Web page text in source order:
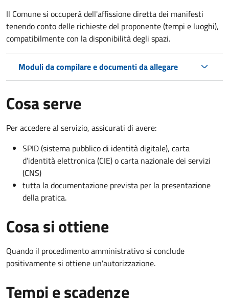
Il Comune si occuperà dell'affissione diretta dei manifesti
tenendo conto delle richieste del proponente (tempi e luoghi),
compatibilmente con la disponibilità degli spazi.
Moduli da compilare e documenti da allegare
Cosa serve
Per accedere al servizio, assicurati di avere:
SPID (sistema pubblico di identità digitale), carta
d’identità elettronica (CIE) o carta nazionale dei servizi
(CNS)
tutta la documentazione prevista per la presentazione
della pratica.
Cosa si ottiene
Quando il procedimento amministrativo si conclude
positivamente si ottiene un'autorizzazione.
Tempi e scadenze